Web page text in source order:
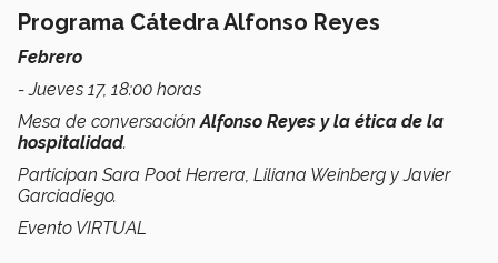
Programa Cátedra Alfonso Reyes
Febrero
- Jueves 17, 18:00 horas
Mesa de conversación Alfonso Reyes y la ética de la
hospitalidad.
Participan Sara Poot Herrera, Liliana Weinberg y Javier
Garciadiego.
Evento VIRTUAL